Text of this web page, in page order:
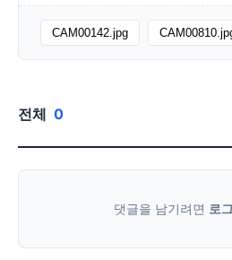
CAM00142.jpg
전체 0
댓글을 남기려면 로